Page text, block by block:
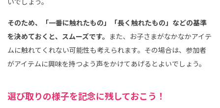
そのため、「一番に触れたもの」「長く触れたもの」などの基準
を決めておくと、スムーズです。 また、お子さまがなかなかアイテ
ムに触れてくれない可能性も考えられます。その場合は、参加者
がアイテムに興味を持つよう声をかけてあげるとよいでしょう。
選び取りの様子を記念に残しておこう！